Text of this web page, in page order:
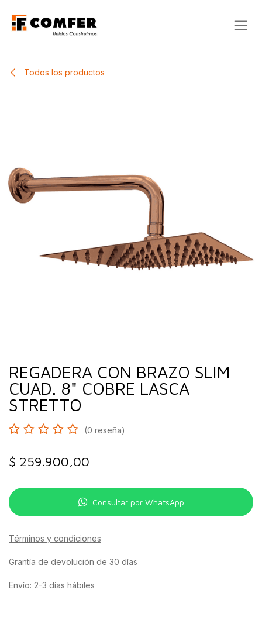
Todos los productos
REGADERA CON BRAZO SLIM
CUAD. 8" COBRE LASCA
STRETTO
(0 reseña)
$ 259.900,00
Consultar por WhatsApp
Términos y condiciones
Grantía de devolución de 30 días
Envío: 2-3 días hábiles